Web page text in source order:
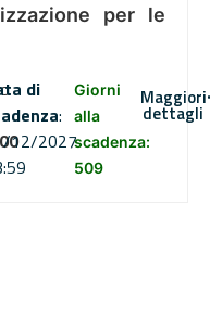
per le
di
:
12/2027
Giorni
alla
scadenza:
509
Maggiori
dettagli